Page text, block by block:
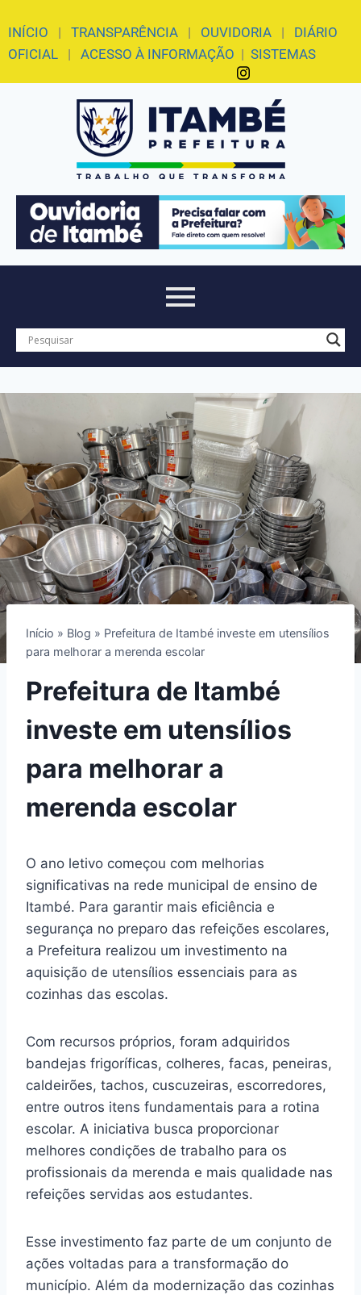
INÍCIO | TRANSPARÊNCIA | OUVIDORIA | DIÁRIO
OFICIAL | ACESSO À INFORMAÇÃO | SISTEMAS
Início » Blog » Prefeitura de Itambé investe em utensílios
para melhorar a merenda escolar
Prefeitura de Itambé
investe em utensílios
para melhorar a
merenda escolar
O ano letivo começou com melhorias
significativas na rede municipal de ensino de
Itambé. Para garantir mais eficiência e
segurança no preparo das refeições escolares,
a Prefeitura realizou um investimento na
aquisição de utensílios essenciais para as
cozinhas das escolas.
Com recursos próprios, foram adquiridos
bandejas frigoríficas, colheres, facas, peneiras,
caldeirões, tachos, cuscuzeiras, escorredores,
entre outros itens fundamentais para a rotina
escolar. A iniciativa busca proporcionar
melhores condições de trabalho para os
profissionais da merenda e mais qualidade nas
refeições servidas aos estudantes.
Esse investimento faz parte de um conjunto de
ações voltadas para a transformação do
município. Além da modernização das cozinhas